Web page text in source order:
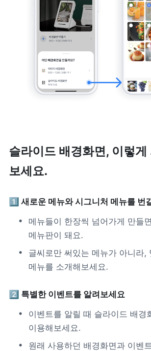
슬라이드 배경화면, 이렇게
보세요.
1️⃣ 새로운 메뉴와 시그니처 메뉴를 번
메뉴들이 한장씩 넘어가게 만들
메뉴판이 돼요.
글씨로만 써있는 메뉴가 아니라,
메뉴를 소개해보세요.
2️⃣ 특별한 이벤트를 알려보세요
이벤트를 알릴 때 슬라이드 배경
이용해보세요.
원래 사용하던 배경화면과 이벤